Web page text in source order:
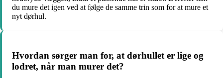
du mure det igen ved at følge de samme trin som for at mure et
nyt dørhul.
Hvordan sørger man for, at dørhullet er lige og
lodret, når man murer det?